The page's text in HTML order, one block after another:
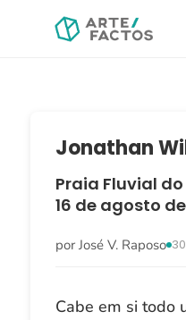
Jonathan
Praia Fluvial
16 de agosto de
por José V. Raposo
Cabe em si todo